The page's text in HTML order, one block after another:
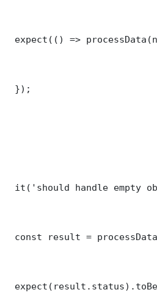
expect(() =>
});
it('should handle empty
const result =